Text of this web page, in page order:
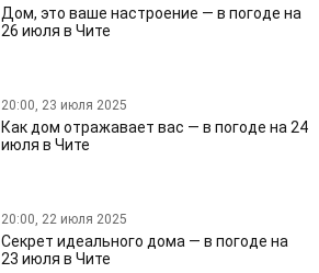
Дом, это ваше настроение — в погоде на
26 июля в Чите
20:00, 23 июля 2025
Как дом отражавает вас — в погоде на 24
июля в Чите
20:00, 22 июля 2025
Секрет идеального дома — в погоде на
23 июля в Чите